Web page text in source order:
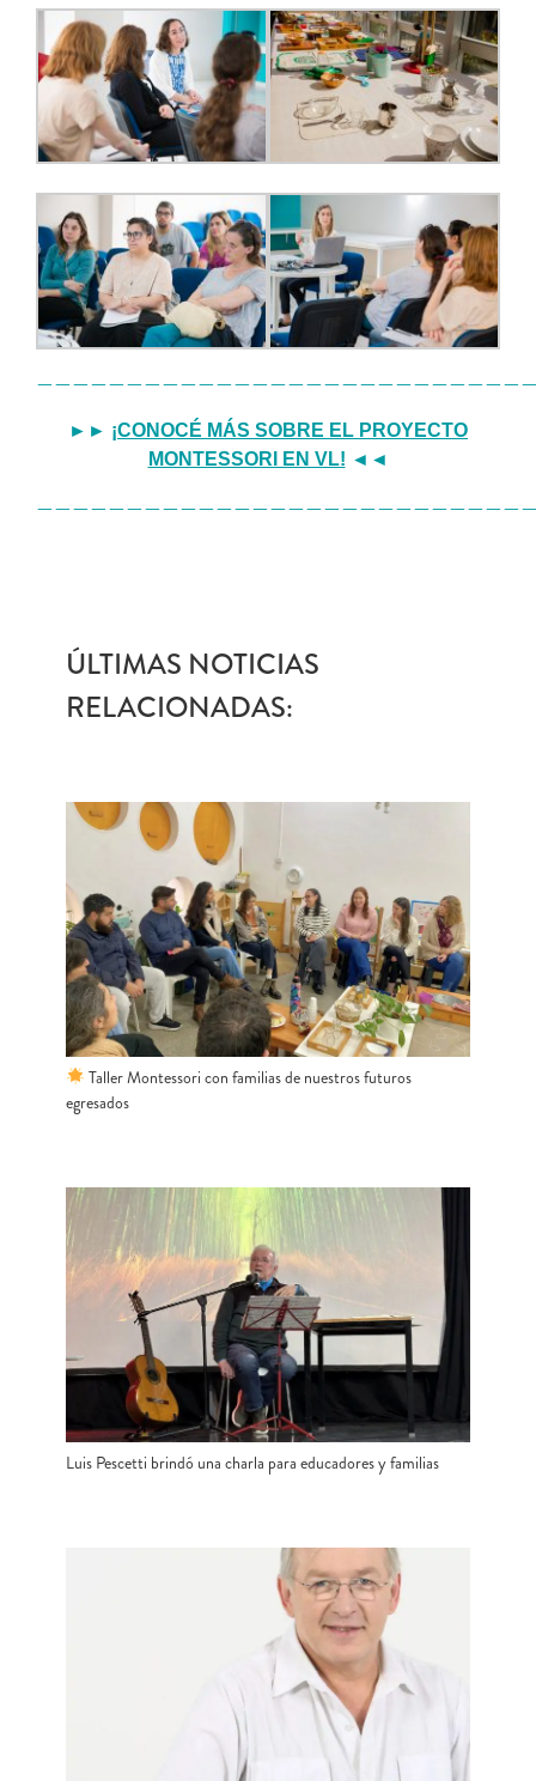
►► ¡CONOCÉ MÁS SOBRE EL PROYECTO
MONTESSORI EN VL! ◄◄
ÚLTIMAS NOTICIAS
RELACIONADAS:
Taller Montessori con familias de nuestros futuros
egresados
Luis Pescetti brindó una charla para educadores y familias